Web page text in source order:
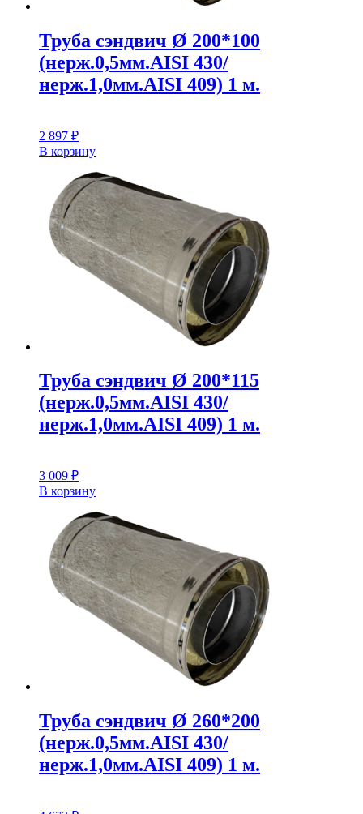
Труба сэндвич Ø 200*100
(нерж.0,5мм.AISI 430/
нерж.1,0мм.AISI 409) 1 м.
2 897 ₽
В корзину
Труба сэндвич Ø 200*115
(нерж.0,5мм.AISI 430/
нерж.1,0мм.AISI 409) 1 м.
3 009 ₽
В корзину
Труба сэндвич Ø 260*200
(нерж.0,5мм.AISI 430/
нерж.1,0мм.AISI 409) 1 м.